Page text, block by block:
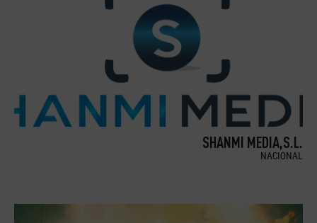
SHANMI MEDIA,S.L.
NACIONAL